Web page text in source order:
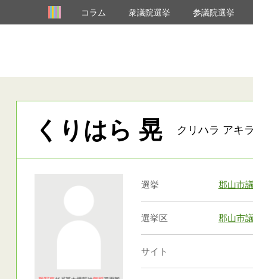
コラム 衆議院選挙 参議院選挙
くりはら 晃 クリハラ アキ
選挙 郡山市
選挙区 郡山市
サイト